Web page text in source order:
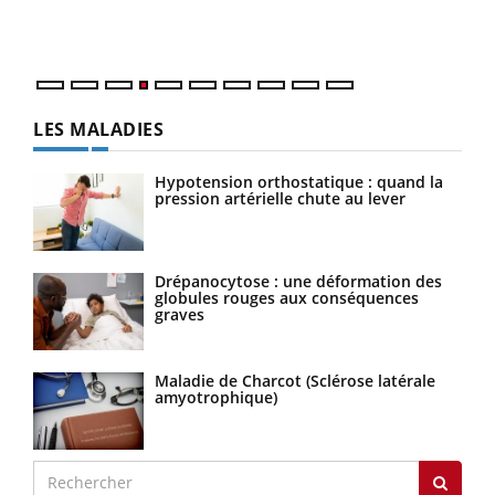
LES MALADIES
Hypotension orthostatique : quand la
pression artérielle chute au lever
Drépanocytose : une déformation des
globules rouges aux conséquences
graves
Maladie de Charcot (Sclérose latérale
amyotrophique)